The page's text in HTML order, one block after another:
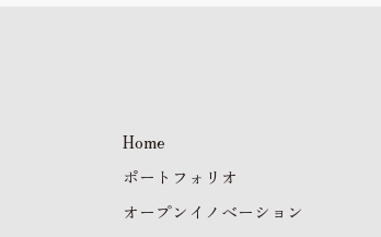
Home
ポートフォリオ
オープンイノベーション